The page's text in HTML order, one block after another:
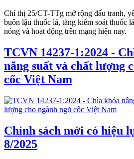
Chỉ thị 25/CT-TTg mở rộng đấu tranh,
buôn lậu thuốc lá, tăng kiểm soát thuốc
nóng và hoạt động trên mạng hiện nay.
TCVN 14237-1:2024 -
năng suất và chất lượng
cốc Việt Nam
Chính sách mới có hiệu
8/2025